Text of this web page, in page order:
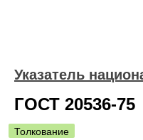
Указатель
ГОСТ 20536-75
Толкование